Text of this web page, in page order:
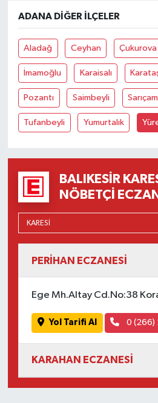
ADANA DIĞER İLÇELER
Aladağ Ceyhan Çukurova
İmamoğlu Karaisalı
Pozantı Saimbeyli Sarıçam
Tufanbeyli Yumurtalık
BALIKESIR
NÖBETÇI
PERİHAN ECZANESİ
Ege Mh.Altay Cd.No:38
Yol Tarifi Al 0 (266)
KARAHAN ECZANESİ
Sındırgı
SPOR
SÜRMANŞET
Susurluk
TEKNOLOJİ
Trend
TÜRKİYE
VİZYONDAKİLER
YAŞAM